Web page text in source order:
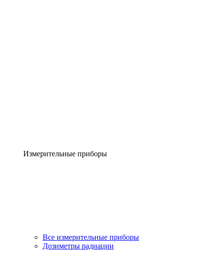
Измерительные приборы
Все измерительные приборы
Дозиметры радиации